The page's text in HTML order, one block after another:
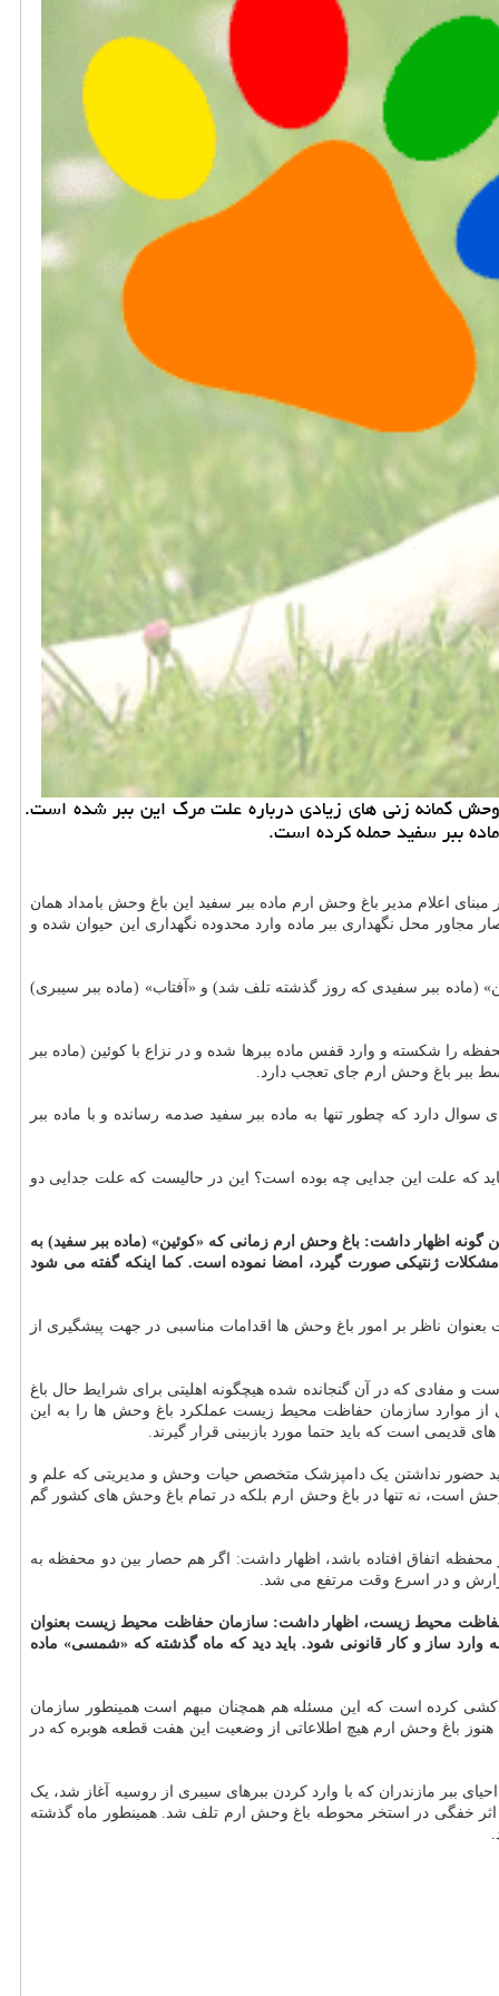
گمانه زنی های زیادی درباره علت مرگ این ببر شده است.
ببر سفید حمله کرده است.
اعلام مدیر باغ وحش ارم ماده ببر سفید این باغ وحش بامداد همان
است که ببر نر در روز یکشنبه (۹ آذرماه) بعد از شکستن و تخریب حصار مجاور محل نگهداری ببر ماده وارد محدوده نگهداری این حیوان شده و
(ماده ببر سفیدی که روز گذشته تلف شد) و «آفتاب» (ماده ببر سیبری)
را شکسته و وارد قفس ماده ببرها شده و در نزاع با کوئین (ماده ببر
ببر باغ وحش ارم جای تعجب دارد.
دارد که چطور تنها به ماده ببر سفید صدمه رسانده و با ماده ببر
که علت این جدایی چه بوده است؟ این در حالیست که علت جدایی دو
گونه اظهار داشت: باغ وحش ارم زمانی که «کوئین» (ماده ببر سفید) به
مشکلات ژنتیکی صورت گیرد، امضا نموده است. کما اینکه گفته می شود
ناظر بر امور باغ وحش ها اقدامات مناسبی در جهت پیشگیری از
مفادی که در آن گنجانده شده هیچگونه اهلیتی برای شرایط حال باغ
از موارد سازمان حفاظت محیط زیست عملکرد باغ وحش ها را به این
است که باید حتما مورد بازبینی قرار گیرند.
حضور نداشتن یک دامپزشک متخصص حیات وحش و مدیریتی که علم و
است، نه تنها در باغ وحش ارم بلکه در تمام باغ وحش های کشور گم
اتفاق افتاده باشد، اظهار داشت: اگر هم حصار بین دو محفظه به
گزارش و در اسرع وقت مرتفع می شد.
محیط زیست، اظهار داشت: سازمان حفاظت محیط زیست بعنوان
ساز و کار قانونی شود. باید دید که ماه گذشته که «شمسی» ماده
کرده است که این مسئله هم همچنان مبهم است همینطور سازمان
باغ وحش ارم هیچ اطلاعاتی از وضعیت این هفت قطعه هوبره که در
نقل از ایسنا، این نخستین باری نیست که یک ببر در باغ وحش ارم تلف شده است. در سال ۸۹ و درپی پروژه احیای ببر مازندران که با وارد کردن ببرهای سیبری از روسیه آغاز شد، یک
۹۲ هم اعلام گردید که یک ببر بنگال در این مجموعه بر اثر خفگی در استخر محوطه باغ وحش ارم تلف شد. همینطور ماه گذشته